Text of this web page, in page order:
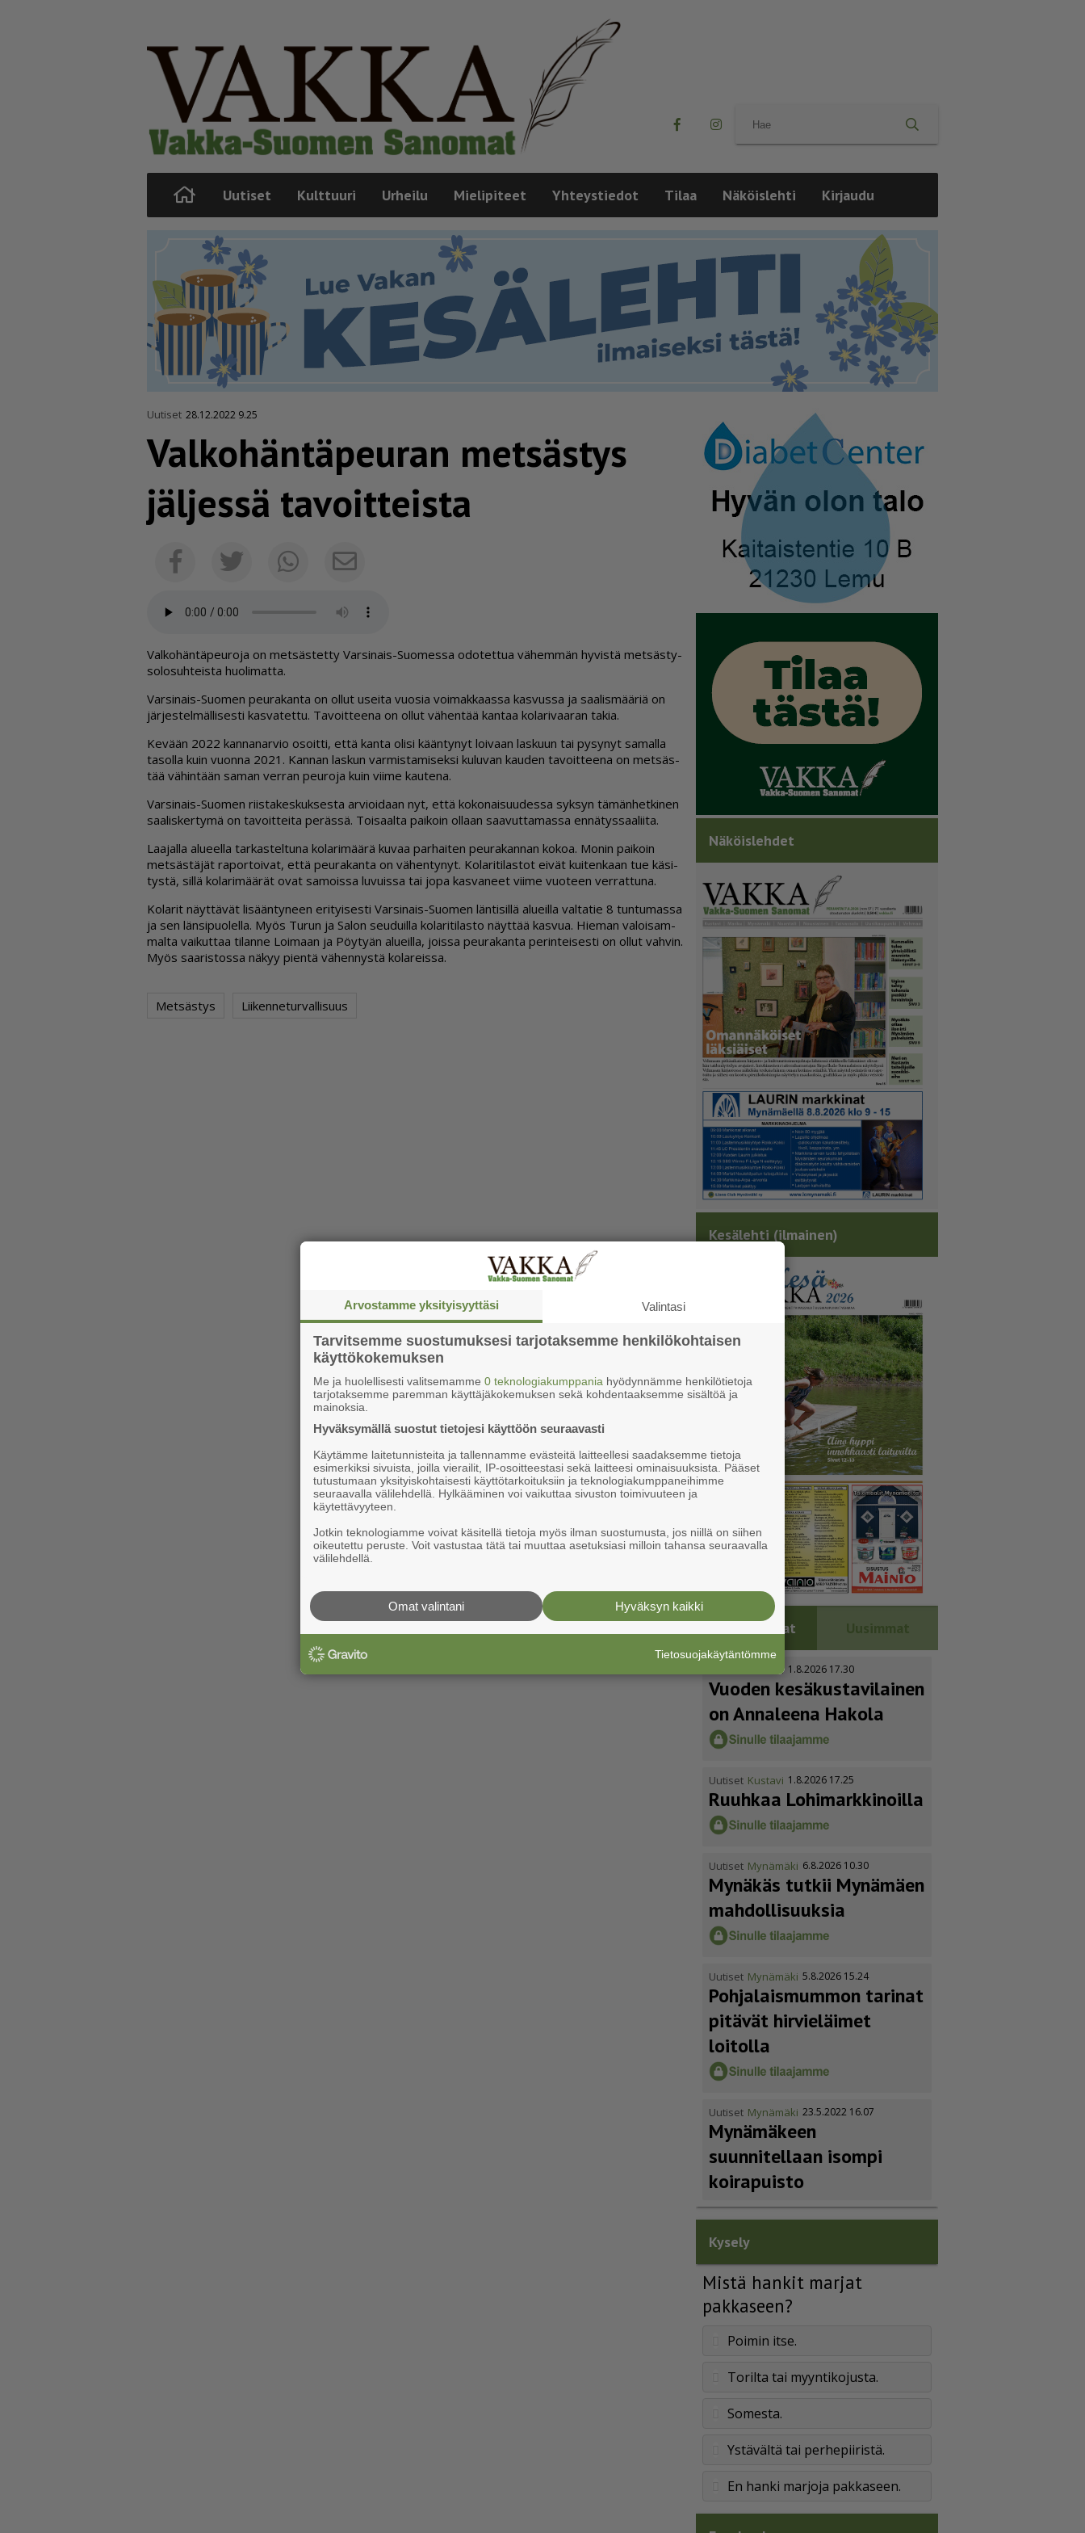
Uutiset Kulttuuri Urheilu Mielipiteet Yhteystiedot Tilaa Näköislehti Kirjaudu
Uutiset 28.12.2022 9.25
Valko­hän­tä­peuran metsästys
jäljessä tavoitteista
FacebookTwitterWhatsappSähköposti
Val­ko­hän­tä­peu­ro­ja on met­säs­tet­ty Var­si­nais-Suo­mes­sa odo­tet­tua vä­hem­män hy­vis­tä met­säs­ty­
so­lo­suh­teis­ta huo­li­mat­ta.
Var­si­nais-Suo­men peu­ra­kan­ta on ol­lut usei­ta vuo­sia voi­mak­kaas­sa kas­vus­sa ja saa­lis­mää­riä on
jär­jes­tel­mäl­li­ses­ti kas­va­tet­tu. Ta­voit­tee­na on ol­lut vä­hen­tää kan­taa ko­la­ri­vaa­ran ta­kia.
Ke­vään 2022 kan­na­nar­vio osoit­ti, et­tä kan­ta oli­si kään­ty­nyt loi­vaan las­kuun tai py­sy­nyt sa­mal­la
ta­sol­la kuin vuon­na 2021. Kan­nan las­kun var­mis­ta­mi­sek­si ku­lu­van kau­den ta­voit­tee­na on met­säs­
tää vä­hin­tään sa­man ver­ran peu­ro­ja kuin vii­me kau­te­na.
Var­si­nais-Suo­men riis­ta­kes­kuk­ses­ta ar­vi­oi­daan nyt, et­tä ko­ko­nai­suu­des­sa syk­syn tä­män­het­ki­nen
saa­lis­ker­ty­mä on ta­voit­tei­ta pe­räs­sä. Toi­saal­ta pai­koin ol­laan saa­vut­ta­mas­sa en­nä­tys­saa­lii­ta.
Laa­jal­la alu­eel­la tar­kas­tel­tu­na ko­la­ri­mää­rä ku­vaa par­hai­ten peu­ra­kan­nan ko­koa. Mo­nin pai­koin
met­säs­tä­jät ra­por­toi­vat, et­tä peu­ra­kan­ta on vä­hen­ty­nyt. Ko­la­ri­ti­las­tot ei­vät kui­ten­kaan tue kä­si­
tys­tä, sil­lä ko­la­ri­mää­rät ovat sa­mois­sa lu­vuis­sa tai jopa kas­va­neet vii­me vuo­teen ver­rat­tu­na.
Ko­la­rit näyt­tä­vät li­sään­ty­neen eri­tyi­ses­ti Var­si­nais-Suo­men län­ti­sil­lä alu­eil­la val­ta­tie 8 tun­tu­mas­sa
ja sen län­si­puo­lel­la. Myös Tu­run ja Sa­lon seu­duil­la ko­la­ri­ti­las­to näyt­tää kas­vua. Hie­man va­loi­sam­
mal­ta vai­kut­taa ti­lan­ne Loi­maan ja Pöy­ty­än alu­eil­la, jois­sa peu­ra­kan­ta pe­rin­tei­ses­ti on ol­lut vah­vin.
Myös saa­ris­tos­sa nä­kyy pien­tä vä­hen­nys­tä ko­la­reis­sa.
Metsästys Liikenneturvallisuus
Näköislehdet
Kesälehti (ilmainen)
Luetuimmat Uusimmat
Kustavi 1.8.2026 17.30
Vuoden kesäkus­ta­vi­lainen
on Annaleena Hakola
Uutiset Kustavi 1.8.2026 17.25
Ruuhkaa Lohimark­ki­noilla
Uutiset Mynämäki 6.8.2026 10.30
Mynäkäs tutkii Mynämäen
mahdol­li­suuksia
Uutiset Mynämäki 5.8.2026 15.24
Pohja­lais­mummon tarinat
pitävät hirvieläimet
loitolla
Uutiset Mynämäki 23.5.2022 16.07
Mynämäkeen
suunnitellaan isompi
koirapuisto
Kysely
Mistä hankit marjat
pakkaseen?
Poimin itse.
Torilta tai myyntikojusta.
Somesta.
Ystävältä tai perhepiiristä.
En hanki marjoja pakkaseen.
Arvostamme yksityisyyttäsi Valintasi
Tarvitsemme suostumuksesi tarjotaksemme henkilökohtaisen
käyttökokemuksen
Me ja huolellisesti valitsemamme 0 teknologiakumppania hyödynnämme henkilötietoja
tarjotaksemme paremman käyttäjäkokemuksen sekä kohdentaaksemme sisältöä ja
mainoksia.
Hyväksymällä suostut tietojesi käyttöön seuraavasti
Käytämme laitetunnisteita ja tallennamme evästeitä laitteellesi saadaksemme tietoja
esimerkiksi sivuista, joilla vierailit, IP-osoitteestasi sekä laitteesi ominaisuuksista. Pääset
tutustumaan yksityiskohtaisesti käyttötarkoituksiin ja teknologiakumppaneihimme
seuraavalla välilehdellä. Hylkääminen voi vaikuttaa sivuston toimivuuteen ja
käytettävyyteen.
Jotkin teknologiamme voivat käsitellä tietoja myös ilman suostumusta, jos niillä on siihen
oikeutettu peruste. Voit vastustaa tätä tai muuttaa asetuksiasi milloin tahansa seuraavalla
välilehdellä.
Hyväksyn kaikki
Omat valintani
Tietosuojakäytäntömme